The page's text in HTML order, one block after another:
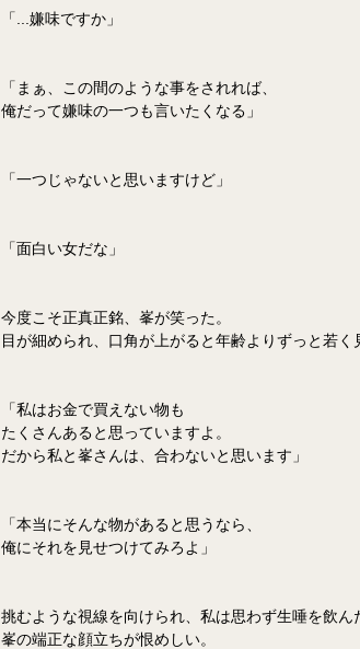
「...嫌味ですか」
「まぁ、この間のような事をされれば、
俺だって嫌味の一つも言いたくなる」
「一つじゃないと思いますけど」
「面白い女だな」
今度こそ正真正銘、峯が笑った。
目が細められ、口角が上がると年齢よりずっと若く
「私はお金で買えない物も
たくさんあると思っていますよ。
だから私と峯さんは、合わないと思います」
「本当にそんな物があると思うなら、
俺にそれを見せつけてみろよ」
挑むような視線を向けられ、私は思わず生唾を飲ん
峯の端正な顔立ちが恨めしい。